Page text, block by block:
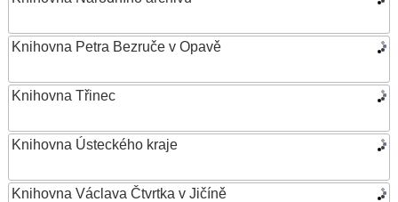
Knihovna Petra Bezruče v Opavě
Knihovna Třinec
Knihovna Ústeckého kraje
Knihovna Václava Čtvrtka v Jičíně